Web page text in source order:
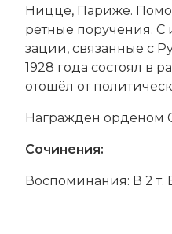
Ниц­це, Па­ри­же.
рет­ные по­ру­че­ния.
за­ции, свя­зан­ные с
1928 года со­сто­ял в
ото­шёл от
На­гра­ж­дён ор­де­ном
Сочинения:
Вос­по­ми­на­ния: В 2 т.